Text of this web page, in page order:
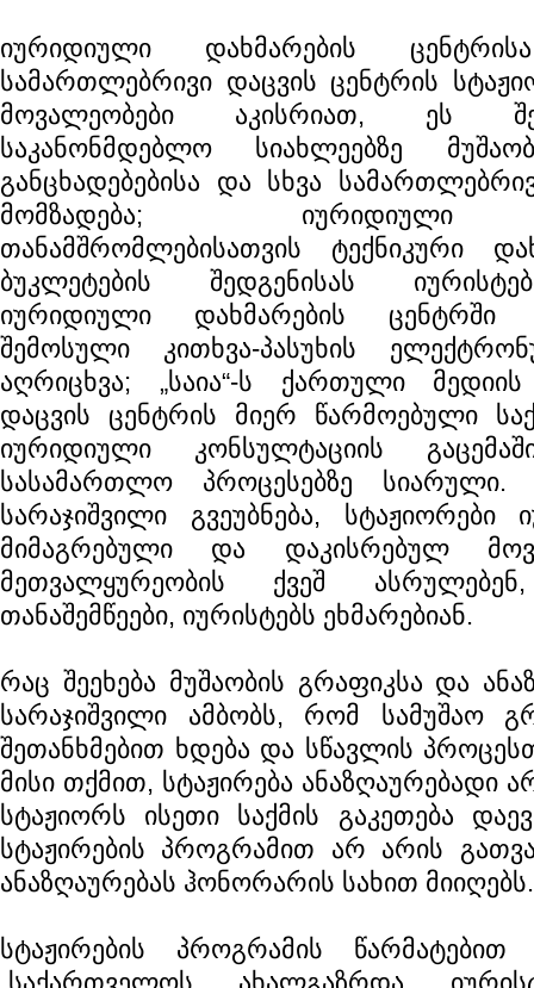
იურიდიული დახმარების
სამართლებრივი დაცვის ცენტრის
მოვალეობები აკისრიათ, ეს
საკანონმდებლო სიახლეებზე
განცხადებებისა და სხვა
მომზადება; იურიდიული
თანამშრომლებისათვის ტექნიკური
ბუკლეტების შედგენისას
იურიდიული დახმარების ცენტრში
შემოსული კითხვა-პასუხის
აღრიცხვა; „საია“-ს ქართული
დაცვის ცენტრის მიერ წარმოებული
იურიდიული კონსულტაციის
სასამართლო პროცესებზე
სარაჯიშვილი გვეუბნება, სტაჟიორები
მიმაგრებული და დაკისრებულ
მეთვალყურეობის ქვეშ
თანაშემწეები, იურისტებს ეხმარებიან.
რაც შეეხება მუშაობის გრაფიკსა და
სარაჯიშვილი ამბობს, რომ სამუშაო
შეთანხმებით ხდება და სწავლის
მისი თქმით, სტაჟირება ანაზღაურებადი
სტაჟიორს ისეთი საქმის გაკეთება
სტაჟირების პროგრამით არ არის
ანაზღაურებას ჰონორარის სახით მიიღებს.
სტაჟირების პროგრამის